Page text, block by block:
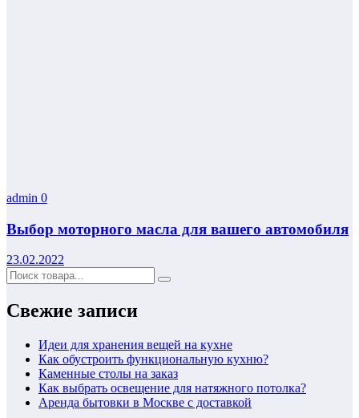
admin 0
Выбор моторного масла для вашего автомобиля
23.02.2022
Свежие записи
Идеи для хранения вещей на кухне
Как обустроить функциональную кухню?
Каменные столы на заказ
Как выбрать освещение для натяжного потолка?
Аренда бытовки в Москве с доставкой